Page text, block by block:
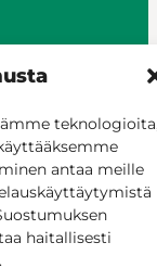
antaa meille
haitallisesti